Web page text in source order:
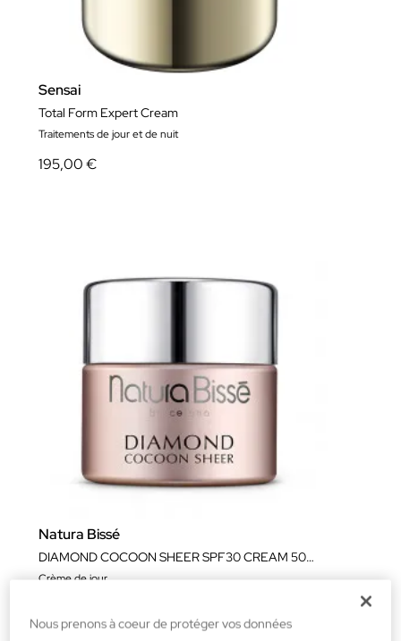
Sensai
Total Form Expert Cream
Traitements de jour et de nuit
195,00 €
Natura Bissé
DIAMOND COCOON SHEER SPF30 CREAM 50ML
Crème de jour
Nous prenons à coeur de protéger vos données